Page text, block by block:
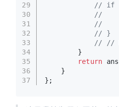
29
30
31
32
33
34
35
36
37
// if
//
//
// }
// //
        }
return
    }
};